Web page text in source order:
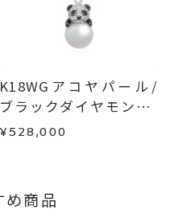
2営業日以内にメールに
文のお品と異なる場合
ていただきます。
りご連絡ください。
にて負担いたしますの
さい。
K18WGアコヤパール/
ブラックダイヤモンド/
ダイヤモンドネックレ
¥528,000
め商品